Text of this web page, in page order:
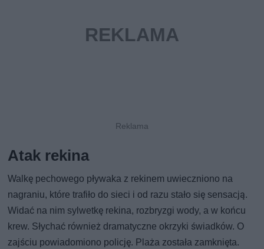
Atak rekina
Walkę pechowego pływaka z rekinem uwieczniono na
nagraniu, które trafiło do sieci i od razu stało się sensacją.
Widać na nim sylwetkę rekina, rozbryzgi wody, a w końcu
krew. Słychać również dramatyczne okrzyki świadków. O
zajściu powiadomiono policję. Plaża została zamknięta.